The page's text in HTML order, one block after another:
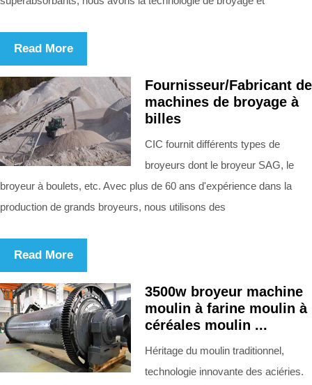
Read More
Fournisseur/Fabricant de
machines de broyage à
billes
CIC fournit différents types de
broyeurs dont le broyeur SAG, le
broyeur à boulets, etc. Avec plus de 60 ans d'expérience dans la
production de grands broyeurs, nous utilisons des
Read More
3500w broyeur machine
moulin à farine moulin à
céréales moulin ...
Héritage du moulin traditionnel,
technologie innovante des aciéries.